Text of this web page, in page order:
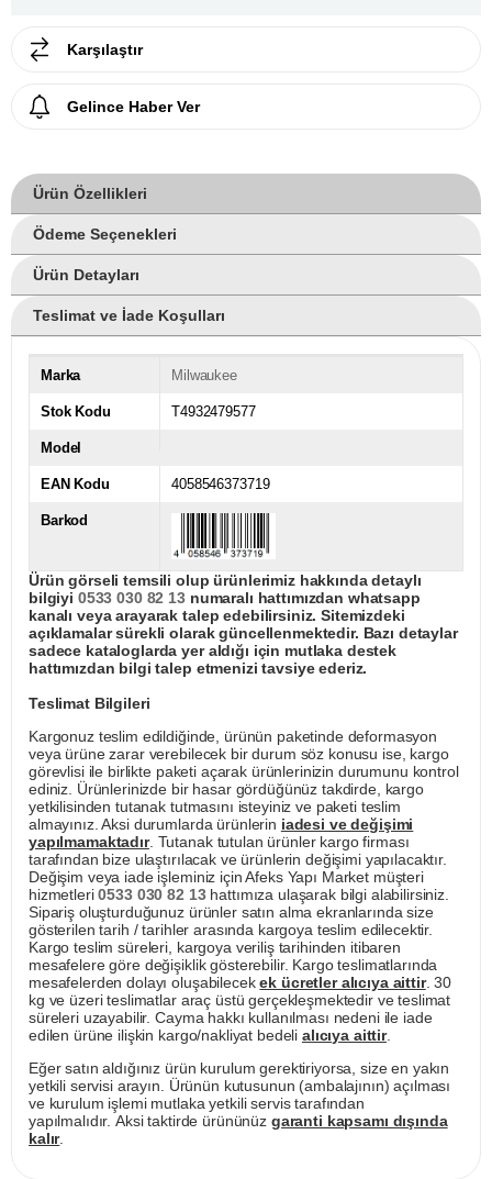
Karşılaştır
Gelince Haber Ver
Ürün Özellikleri
Ödeme Seçenekleri
Ürün Detayları
Teslimat ve İade Koşulları
Marka Milwaukee
Stok Kodu T4932479577
Model
EAN Kodu 4058546373719
Barkod
Ürün görseli temsili olup ürünlerimiz hakkında detaylı
bilgiyi 0533 030 82 13numaralı hattımızdan whatsapp
kanalı veya arayarak talep edebilirsiniz. Sitemizdeki
açıklamalar sürekli olarak güncellenmektedir. Bazı detaylar
sadece kataloglarda yer aldığı için mutlaka destek
hattımızdan bilgi talep etmenizi tavsiye ederiz.
Teslimat Bilgileri
Kargonuz teslim edildiğinde, ürünün paketinde deformasyon
veya ürüne zarar verebilecek bir durum söz konusu ise, kargo
görevlisi ile birlikte paketi açarak ürünlerinizin durumunu kontrol
ediniz. Ürünlerinizde bir hasar gördüğünüz takdirde, kargo
yetkilisinden tutanak tutmasını isteyiniz ve paketi teslim
almayınız. Aksi durumlarda ürünlerin iadesi ve değişimi
yapılmamaktadır. Tutanak tutulan ürünler kargo firması
tarafından bize ulaştırılacak ve ürünlerin değişimi yapılacaktır.
Değişim veya iade işleminiz için Afeks Yapı Market müşteri
hizmetleri0533 030 82 13hattımıza ulaşarak bilgi alabilirsiniz.
Sipariş oluşturduğunuz ürünler satın alma ekranlarında size
gösterilen tarih / tarihler arasında kargoya teslim edilecektir.
Kargo teslim süreleri, kargoya veriliş tarihinden itibaren
mesafelere göre değişiklik gösterebilir. Kargo teslimatlarında
mesafelerden dolayı oluşabilecekek ücretler alıcıya aittir. 30
kg ve üzeri teslimatlar araç üstü gerçekleşmektedir ve teslimat
süreleri uzayabilir. Cayma hakkı kullanılması nedeni ile iade
edilen ürüne ilişkin kargo/nakliyat bedeli alıcıya aittir.
Eğer satın aldığınız ürün kurulum gerektiriyorsa, size en yakın
yetkili servisi arayın. Ürünün kutusunun (ambalajının) açılması
ve kurulum işlemi mutlaka yetkili servis tarafından
yapılmalıdır. Aksi taktirde ürününüz garanti kapsamı dışında
kalır.